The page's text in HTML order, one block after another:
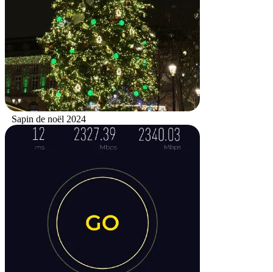
Sapin de noël 2024